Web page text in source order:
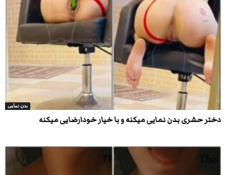
بدن نمایی
دختر حشری بدن نمایی میکنه و با خیار خودارضایی میکنه